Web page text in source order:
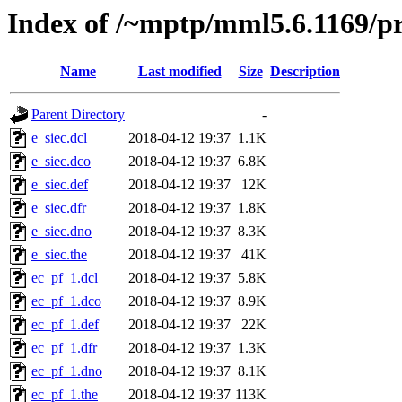
Index of /~mptp/mml5.6.1169/
Name Last modified Size Description
Parent Directory
-
e_siec.dcl
2018-04-12 19:37 1.1K
e_siec.dco
2018-04-12 19:37 6.8K
e_siec.def
2018-04-12 19:37
12K
e_siec.dfr
2018-04-12 19:37 1.8K
e_siec.dno
2018-04-12 19:37 8.3K
e_siec.the
2018-04-12 19:37
41K
ec_pf_1.dcl
2018-04-12 19:37 5.8K
ec_pf_1.dco
2018-04-12 19:37 8.9K
ec_pf_1.def
2018-04-12 19:37
22K
ec_pf_1.dfr
2018-04-12 19:37 1.3K
ec_pf_1.dno
2018-04-12 19:37 8.1K
ec_pf_1.the
2018-04-12 19:37 113K